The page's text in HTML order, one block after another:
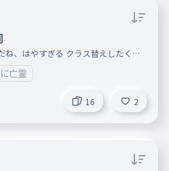
ね、はやすぎる クラス替えしたくな
www.youtube.com/watch?v=9lVPA
亡霊
16 2